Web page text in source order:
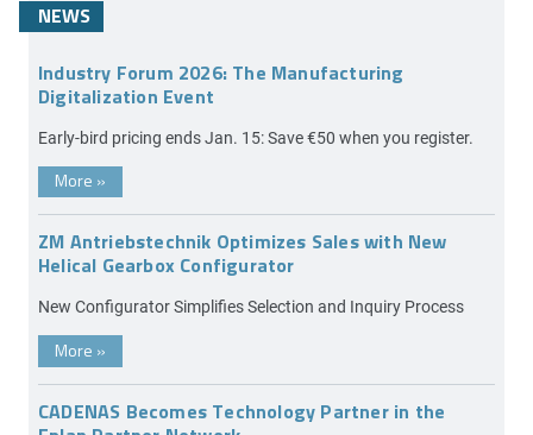
NEWS
Industry Forum 2026: The Manufacturing
Digitalization Event
Early-bird pricing ends Jan. 15: Save €50 when you register.
More »
ZM Antriebstechnik Optimizes Sales with New
Helical Gearbox Configurator
New Configurator Simplifies Selection and Inquiry Process
More »
CADENAS Becomes Technology Partner in the